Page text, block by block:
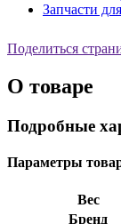
Запчасти
Поделиться
О товаре
Подробные
Параметры
Вес
Бренд